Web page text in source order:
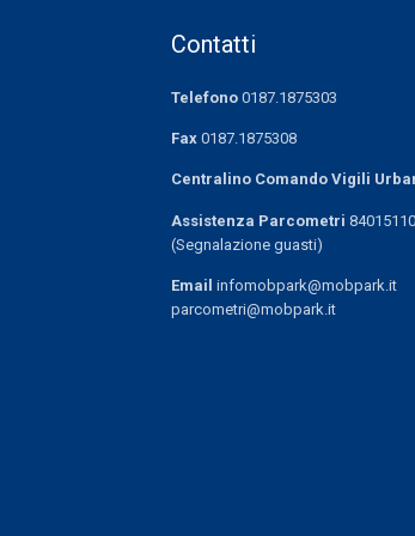
Contatti
Telefono 0187.1875303
Fax 0187.1875308
Centralino Comando Vigili
Assistenza Parcometri
(Segnalazione guasti)
Email infomobpark@mobpark.it
parcometri@mobpark.it